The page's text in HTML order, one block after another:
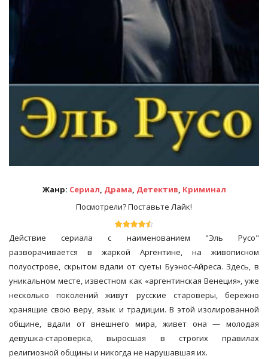
Жанр: Сериал, Драма, Детектив, Криминал
Посмотрели? Поставьте Лайк!
Действие сериала с наименованием "Эль Русо"
разворачивается в жаркой Аргентине, на живописном
полуострове, скрытом вдали от суеты Буэнос-Айреса. Здесь, в
уникальном месте, известном как «аргентинская Венеция», уже
несколько поколений живут русские староверы, бережно
хранящие свою веру, язык и традиции. В этой изолированной
общине, вдали от внешнего мира, живет она — молодая
девушка-староверка, выросшая в строгих правилах
религиозной общины и никогда не нарушавшая их.